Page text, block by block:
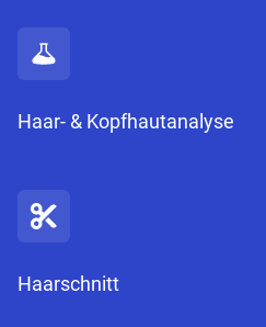
Haar- & Kopfhautanalyse
Haarschnitt